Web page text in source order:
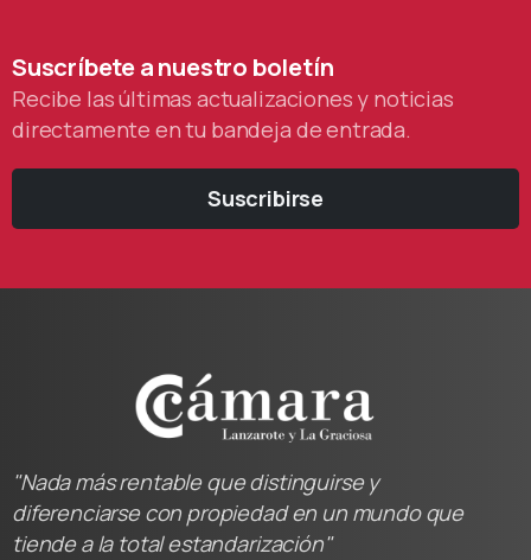
Suscríbeteanuestro boletín
Recibe las últimas actualizaciones y noticias
directamente en tu bandeja de entrada.
Suscribirse
"Nada más rentable que distinguirse y
diferenciarse con propiedad en un mundo que
tiende a la total estandarización"